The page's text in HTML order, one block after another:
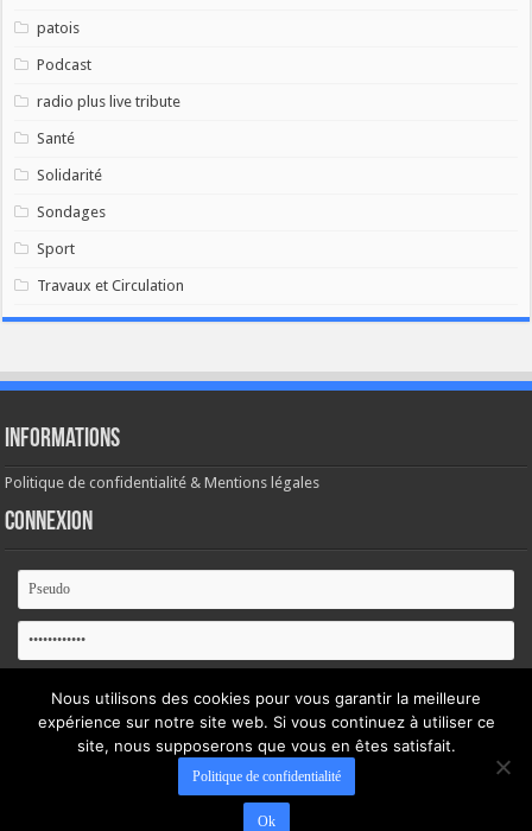
patois
Podcast
radio plus live tribute
Santé
Solidarité
Sondages
Sport
Travaux et Circulation
Informations
Politique de confidentialité & Mentions légales
Connexion
Se souvenir de moi
Mot de passe oublié ?
Nous utilisons des cookies pour vous garantir la meilleure
expérience sur notre site web. Si vous continuez à utiliser ce
site, nous supposerons que vous en êtes satisfait.
Politique de confidentialité
Ok